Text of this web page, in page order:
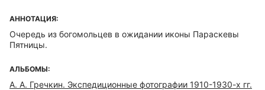
АННОТАЦИЯ:
Очередь из богомольцев в ожидании иконы Параскевы
Пятницы.
АЛЬБОМЫ:
А. А. Гречкин. Экспедиционные фотографии 1910-1930-х гг.